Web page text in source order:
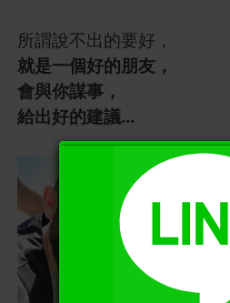
所謂說不出的要好，
就是一個好的朋友，
會與你謀事，
給出好的建議...